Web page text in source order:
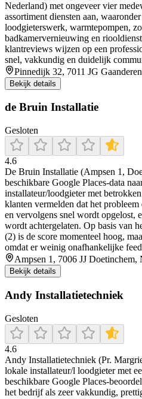
Nederland) met ongeveer vier
assortiment diensten aan,
loodgieterswerk, warmtepompen,
badkamervernieuwing en
klantreviews wijzen op een
snel, vakkundig en duidelijk
Pinnedijk 32, 7011 JG
Bekijk details
de Bruin Installatie
Gesloten
4.6
De Bruin Installatie (Ampsen 1,
beschikbare Google Places-data
installateur/loodgieter met
klanten vermelden dat het
en vervolgens snel wordt opgelost,
wordt achtergelaten. Op basis van
(2) is de score momenteel hoog,
omdat er weinig onafhankelijke
Ampsen 1, 7006 JJ Doetinchem,
Bekijk details
Andy Installatietechniek
Gesloten
4.6
Andy Installatietechniek (Pr.
lokale installateur/l loodgieter met
beschikbare Google Places-
het bedrijf als zeer vakkundig,